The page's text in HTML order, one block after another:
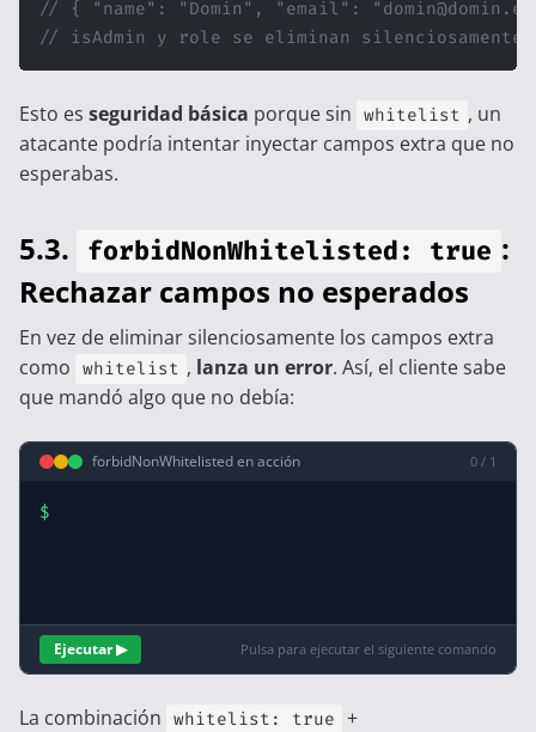
// { "name": "Domin", "email":
// isAdmin y role se eliminan silenciosamente
Esto es seguridad básica porque sin whitelist , un
atacante podría intentar inyectar campos extra que no
esperabas.
5.3. forbidNonWhitelisted: true :
Rechazar campos no esperados
En vez de eliminar silenciosamente los campos extra
como whitelist , lanza un error. Así, el cliente sabe
que mandó algo que no debía:
forbidNonWhitelisted en acción 0 / 1
$
Ejecutar ▶ Pulsa para ejecutar el siguiente comando
La combinación whitelist: true +